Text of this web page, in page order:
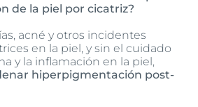
de la piel por cicatriz?
acné y otros incidentes
en la piel, y sin el cuidado
y la inflamación en la piel,
hiperpigmentación post-